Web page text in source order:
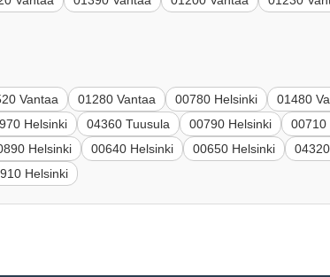
Vantaa 01280 Vantaa 00780 Helsinki
01480
Helsinki 04360 Tuusula 00790 Helsinki
00710
Helsinki 00640 Helsinki 00650 Helsinki
Helsinki